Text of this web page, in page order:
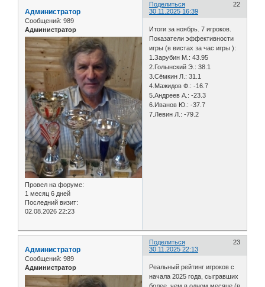
Поделиться
22
30.11.2025 16:39
Администратор
Сообщений: 989
Администратор
Провел на форуме:
1 месяц 6 дней
Последний визит:
02.08.2026 22:23
Итоги за ноябрь. 7 игроков.
Показатели эффективности
игры (в вистах за час игры ):
1.Зарубин М.: 43.95
2.Голынский Э.: 38.1
3.Сёмкин Л.: 31.1
4.Мажидов Ф.: -16.7
5.Андреев А.: -23.3
6.Иванов Ю.: -37.7
7.Левин Л.: -79.2
Поделиться
23
30.11.2025 22:13
Администратор
Сообщений: 989
Администратор
Реальный рейтинг игроков с
начала 2025 года, сыгравших